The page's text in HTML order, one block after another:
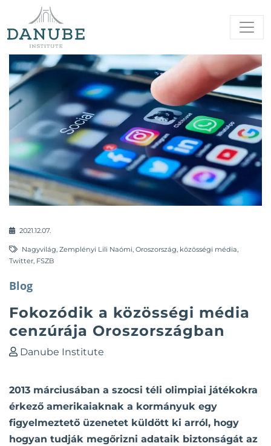
2021.12.07.
Nagyvilág, Zemplényi Lili Naómi, Oroszország, közösségi média,
Twitter, FSZB
Blog
Fokozódik a közösségi média
cenzúrája Oroszországban
Danube Institute
2013 márciusában a szocsi téli olimpiai játékokra
érkező amerikaiaknak a kormányuk egy
figyelmeztető üzenetet küldött ki arról, hogy
hogyan tudják megőrizni adataik biztonságát az